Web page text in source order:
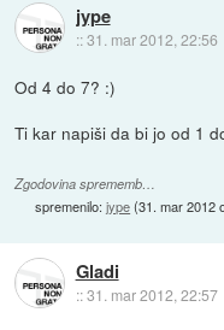
jype
::31. mar 2012, 22:56
Od 4 do 7? :)
Ti kar napiši da bi jo od 1
Zgodovina sprememb…
spremenilo:jype(31. mar 2012
Gladi
::31. mar 2012, 22:57